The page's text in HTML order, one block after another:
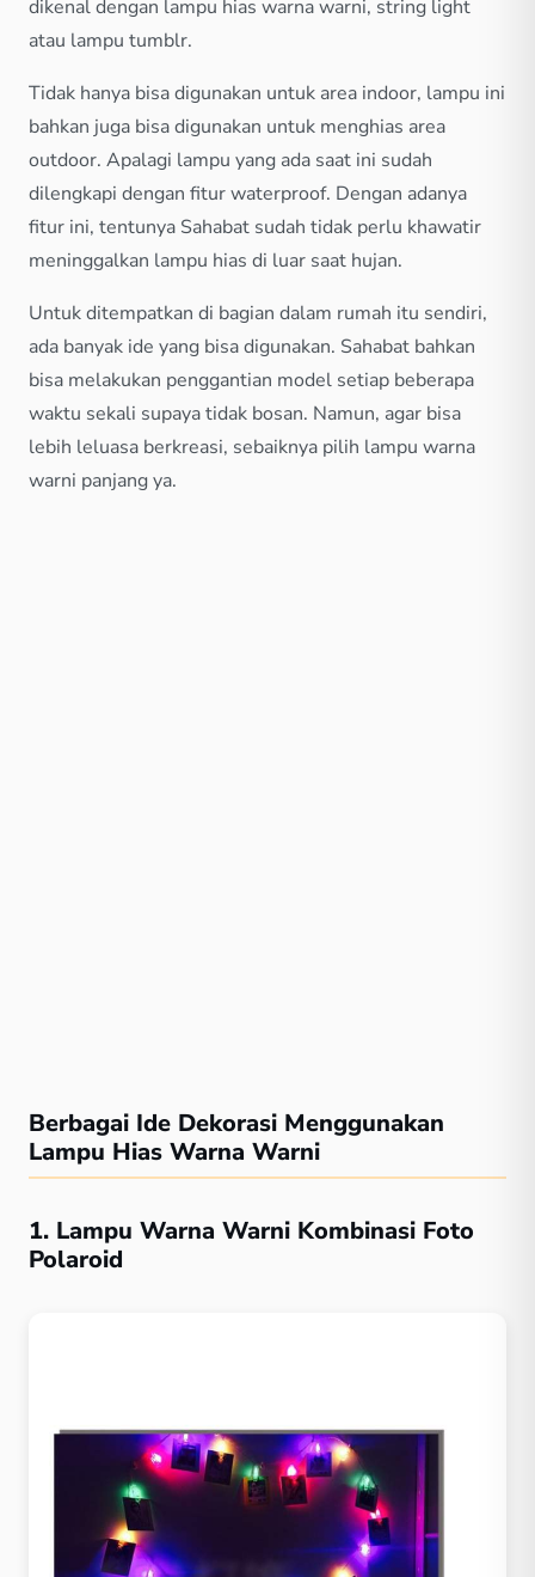
dikenal dengan lampu hias warna warni, string light
atau lampu tumblr.
Tidak hanya bisa digunakan untuk area indoor, lampu ini
bahkan juga bisa digunakan untuk menghias area
outdoor. Apalagi lampu yang ada saat ini sudah
dilengkapi dengan fitur waterproof. Dengan adanya
fitur ini, tentunya Sahabat sudah tidak perlu khawatir
meninggalkan lampu hias di luar saat hujan.
Untuk ditempatkan di bagian dalam rumah itu sendiri,
ada banyak ide yang bisa digunakan. Sahabat bahkan
bisa melakukan penggantian model setiap beberapa
waktu sekali supaya tidak bosan. Namun, agar bisa
lebih leluasa berkreasi, sebaiknya pilih lampu warna
warni panjang ya.
Berbagai Ide Dekorasi Menggunakan
Lampu Hias Warna Warni
1. Lampu Warna Warni Kombinasi Foto
Polaroid